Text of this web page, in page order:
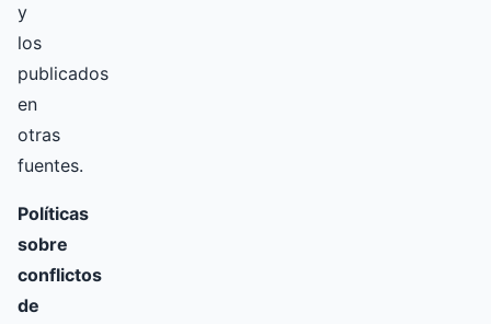
y
los
publicados
en
otras
fuentes.
Políticas
sobre
conflictos
de